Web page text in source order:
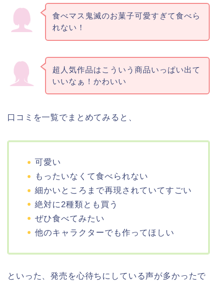
食べマス鬼滅のお菓子可愛すぎて食べら
れない！
超人気作品はこういう商品いっぱい出て
いいなぁ！かわいい
口コミを一覧でまとめてみると、
可愛い
もったいなくて食べられない
細かいところまで再現されていてすごい
絶対に2種類とも買う
ぜひ食べてみたい
他のキャラクターでも作ってほしい
といった、発売を心待ちにしている声が多かったで